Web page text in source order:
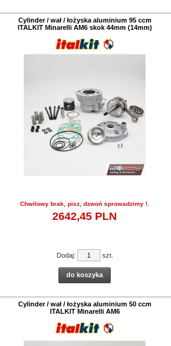
Cylinder / wał / łożyska aluminium 95 ccm
ITALKIT Minarelli AM6 skok 44mm (14mm)
Chwilowy brak, pisz, dzwoń sprowadzimy !.
2642,45 PLN
Dodaj: szt.
do koszyka
Cylinder / wał / łożyska aluminium 50 ccm
ITALKIT Minarelli AM6